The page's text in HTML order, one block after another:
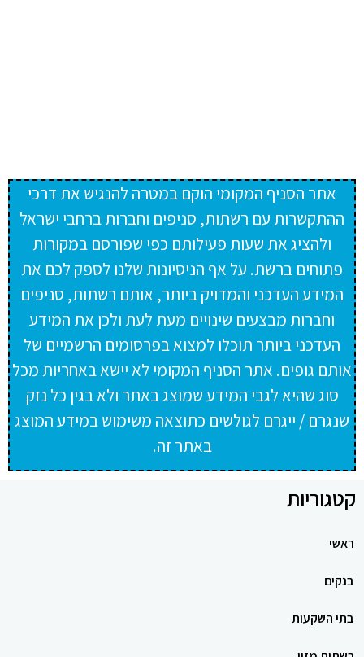
אתר הסניף המקומי הוקם במטרה להנגיש את דרכי
ההתקשרות עם רשתות, סניפים וחברות ברחבי ישראל
ולהציג את שעות פעילותם כפי שפורסם במקורות
פתוחים ברשת. על אף הניסיונות שלנו לספק לכם את
המידע העדכני והמדויק ביותר, אותם רשתות, סניפים
וחברות מבצעים שינויים מעת לעת ולכן את המידע
העדכני ביותר תוכלו למצוא בפרסומים הרשמיים של
אותם גופים. אתר הסניף המקומי לא יישא באחריות מכל
סוג שהיא לגבי המידע שמוצג באתר ולא בגין כל נזק
שנגרם / ייגרם לגולשים כתוצאה משימוש במידע המוצג
באתר זה.
קטגוריות
ראשי
בנקים
בתי השקעות